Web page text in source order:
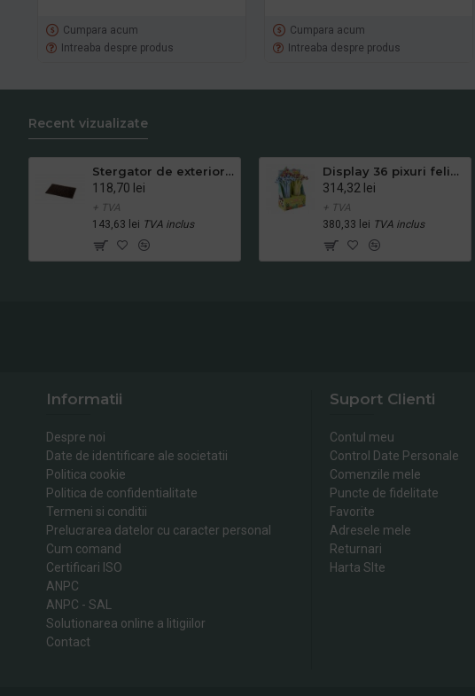
Cumpara acum
Intreaba despre produs
Cumpara acum
Intreaba despre produs
Recent vizualizate
Stergator de exterior Novoturf cod 19 maro , latime 0.91 m
118,70 lei
+ TVA
143,63 lei TVA inclus
Display 36 pixuri felixibile Bangoberry, 2 modele
314,32 lei
+ TVA
380,33 lei TVA inclus
Informatii
Despre noi
Date de identificare ale societatii
Politica cookie
Politica de confidentialitate
Termeni si conditii
Prelucrarea datelor cu caracter personal
Cum comand
Certificari ISO
ANPC
ANPC - SAL
Solutionarea online a litigiilor
Contact
Suport Clienti
Contul meu
Control Date Personale
Comenzile mele
Puncte de fidelitate
Favorite
Adresele mele
Returnari
Harta SIte